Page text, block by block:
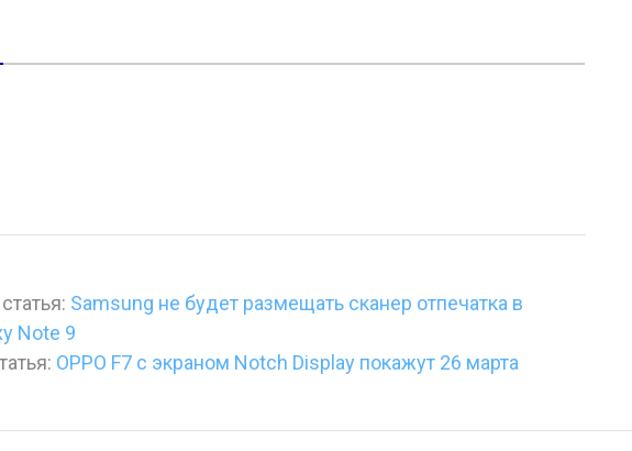
Samsung не будет размещать сканер отпечатка в
Note 9
OPPO F7 с экраном Notch Display покажут 26 марта